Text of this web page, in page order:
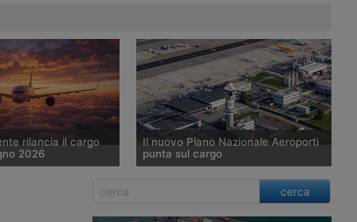
rilancia il cargo
2026
è cresciuto dell’8,5%
Il nuovo Piano Nazionale Aeroporti
punta sul cargo
Il nuovo Piano Nazionale degli
Aeroporti prevede una crescita dei
cerca